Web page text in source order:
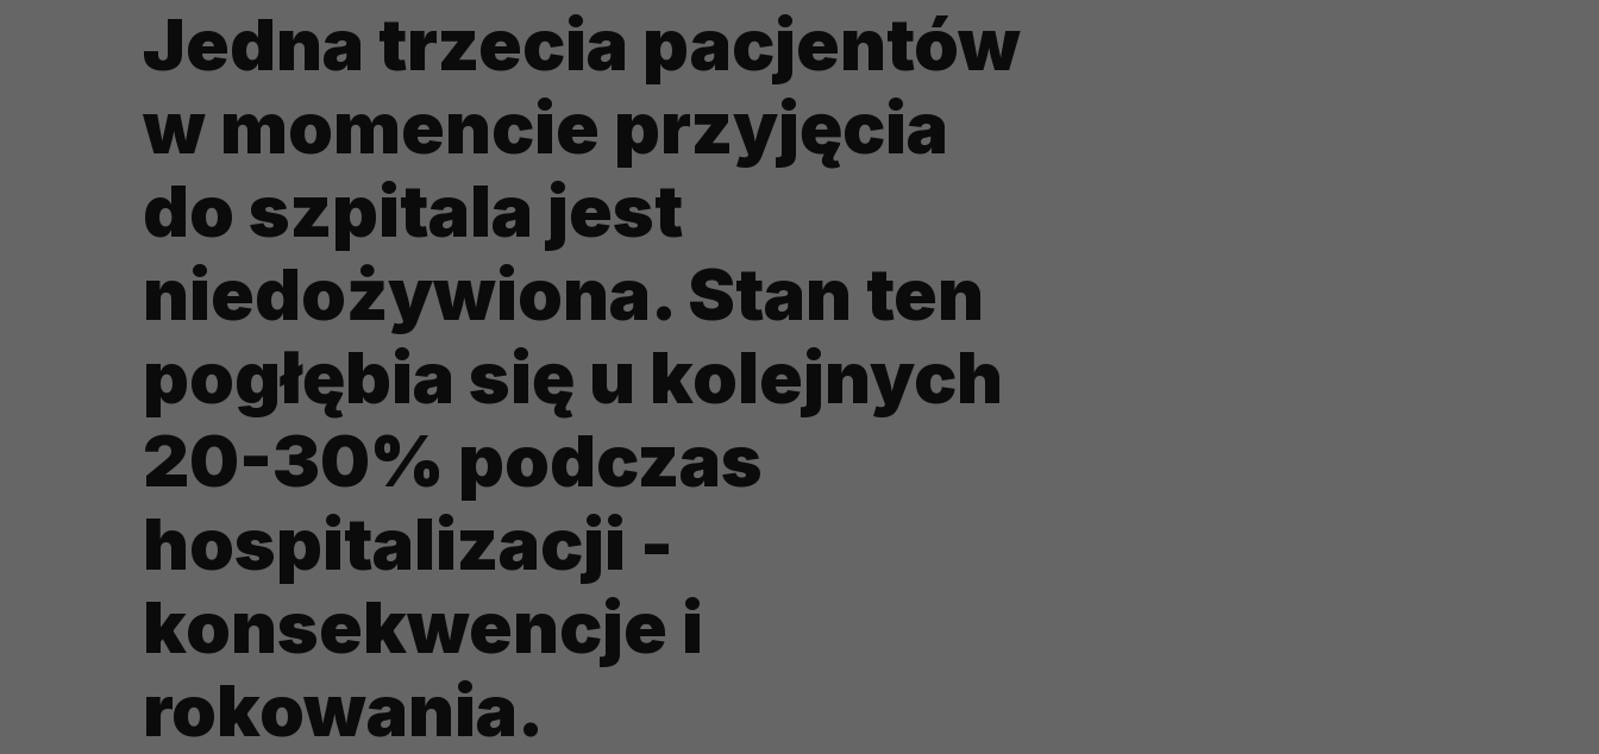
Jedna trzecia pacjentów
w momencie przyjęcia
do szpitala jest
niedożywiona. Stan ten
pogłębia się u kolejnych
20-30% podczas
hospitalizacji -
konsekwencje i
rokowania.